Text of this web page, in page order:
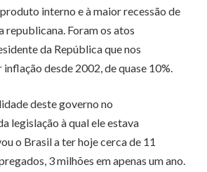
interno e à maior recessão de
republicana. Foram os atos
da República que nos
desde 2002, de quase 10%.
deste governo no
legislação à qual ele estava
o Brasil a ter hoje cerca de 11
3 milhões em apenas um ano.